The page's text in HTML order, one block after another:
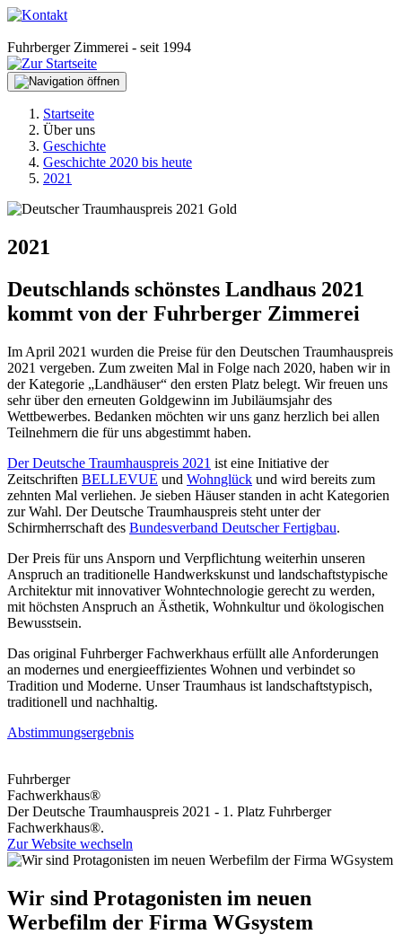
Fuhrberger Zimmerei - seit 1994
Startseite
Über uns
Geschichte
Geschichte 2020 bis heute
2021
2021
Deutschlands schönstes Landhaus 2021
kommt von der Fuhrberger Zimmerei
Im April 2021 wurden die Preise für den Deutschen Traumhauspreis
2021 vergeben. Zum zweiten Mal in Folge nach 2020, haben wir in
der Kategorie „Landhäuser“ den ersten Platz belegt. Wir freuen uns
sehr über den erneuten Goldgewinn im Jubiläumsjahr des
Wettbewerbes. Bedanken möchten wir uns ganz herzlich bei allen
Teilnehmern die für uns abgestimmt haben.
Der Deutsche Traumhauspreis 2021 ist eine Initiative der
Zeitschriften BELLEVUE und Wohnglück und wird bereits zum
zehnten Mal verliehen. Je sieben Häuser standen in acht Kategorien
zur Wahl. Der Deutsche Traumhauspreis steht unter der
Schirmherrschaft des Bundesverband Deutscher Fertigbau.
Der Preis für uns Ansporn und Verpflichtung weiterhin unseren
Anspruch an traditionelle Handwerkskunst und landschaftstypische
Architektur mit innovativer Wohntechnologie gerecht zu werden,
mit höchsten Anspruch an Ästhetik, Wohnkultur und ökologischen
Bewusstsein.
Das original Fuhrberger Fachwerkhaus erfüllt alle Anforderungen
an modernes und energieeffizientes Wohnen und verbindet so
Tradition und Moderne. Unser Traumhaus ist landschaftstypisch,
traditionell und nachhaltig.
Abstimmungsergebnis
Fuhrberger
Fachwerkhaus®
Der Deutsche Traumhauspreis 2021 - 1. Platz Fuhrberger
Fachwerkhaus®.
Zur Website wechseln
Wir sind Protagonisten im neuen
Werbefilm der Firma WGsystem